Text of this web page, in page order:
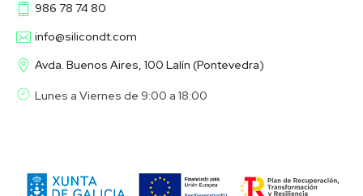
986 78 74 80
info@silicondt.com
Avda. Buenos Aires, 100 Lalín (Pontevedra)
Lunes a Viernes de 9:00 a 18:00